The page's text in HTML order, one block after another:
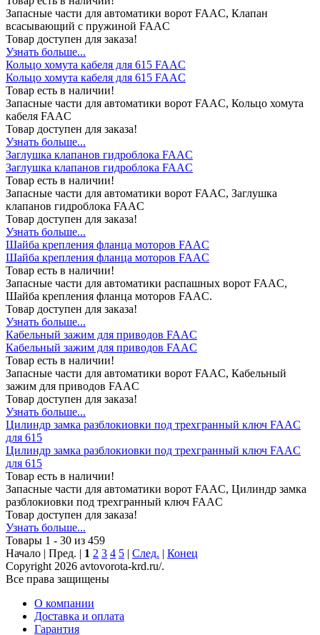
Запасные части для автоматики ворот FAAC, Клапан
всасывающий с пружиной FAAC
Товар доступен для заказа!
Узнать больше...
Кольцо хомута кабеля для 615 FAAC
Кольцо хомута кабеля для 615 FAAC
Товар есть в наличии!
Запасные части для автоматики ворот FAAC, Кольцо хомута
кабеля FAAC
Товар доступен для заказа!
Узнать больше...
Заглушка клапанов гидроблока FAAC
Заглушка клапанов гидроблока FAAC
Товар есть в наличии!
Запасные части для автоматики ворот FAAC, Заглушка
клапанов гидроблока FAAC
Товар доступен для заказа!
Узнать больше...
Шайба крепления фланца моторов FAAC
Шайба крепления фланца моторов FAAC
Товар есть в наличии!
Запасные части для автоматики распашных ворот FAAC,
Шайба крепления фланца моторов FAAC.
Товар доступен для заказа!
Узнать больше...
Кабельный зажим для приводов FAAC
Кабельный зажим для приводов FAAC
Товар есть в наличии!
Запасные части для автоматики ворот FAAC, Кабельный
зажим для приводов FAAC
Товар доступен для заказа!
Узнать больше...
Цилиндр замка разблокиовки под трехгранный ключ FAAC
для 615
Цилиндр замка разблокиовки под трехгранный ключ FAAC
для 615
Товар есть в наличии!
Запасные части для автоматики ворот FAAC, Цилиндр замка
разблокиовки под трехгранный ключ FAAC
Товар доступен для заказа!
Узнать больше...
Товары 1 - 30 из 459
Начало | Пред. | 1 2 3 4 5 | След. | Конец
Copyright 2026 avtovorota-krd.ru/.
Все права защищены
О компании
Доставка и оплата
Гарантия